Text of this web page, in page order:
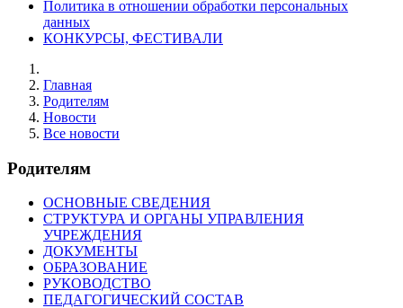
Политика в отношении обработки персональных
данных
КОНКУРСЫ, ФЕСТИВАЛИ
Главная
Родителям
Новости
Все новости
Родителям
ОСНОВНЫЕ СВЕДЕНИЯ
СТРУКТУРА И ОРГАНЫ УПРАВЛЕНИЯ
УЧРЕЖДЕНИЯ
ДОКУМЕНТЫ
ОБРАЗОВАНИЕ
РУКОВОДСТВО
ПЕДАГОГИЧЕСКИЙ СОСТАВ